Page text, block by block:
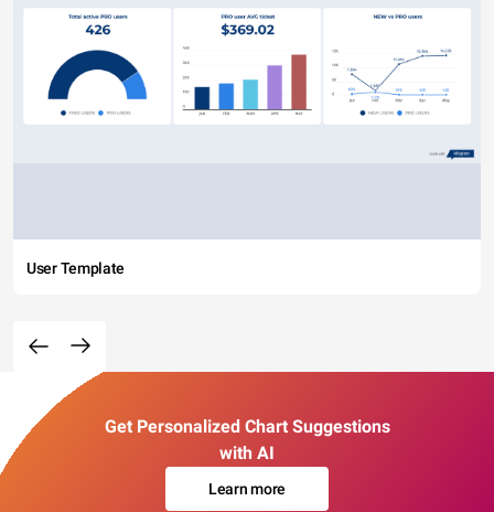
User Template
Get Personalized Chart Suggestions
with AI
Learn more